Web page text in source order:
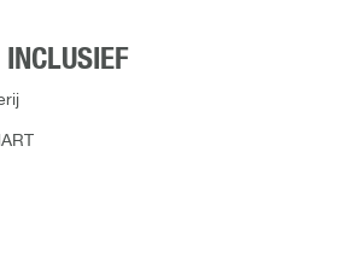
INCLUSIEF